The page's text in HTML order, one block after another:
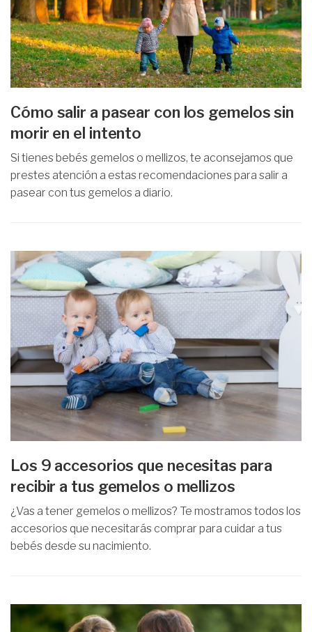
Cómo salir a pasear con los gemelos sin
morir en el intento
Si tienes bebés gemelos o mellizos, te aconsejamos que
prestes atención a estas recomendaciones para salir a
pasear con tus gemelos a diario.
Los 9 accesorios que necesitas para
recibir a tus gemelos o mellizos
¿Vas a tener gemelos o mellizos? Te mostramos todos los
accesorios que necesitarás comprar para cuidar a tus
bebés desde su nacimiento.